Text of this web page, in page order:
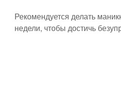
Рекомендуется делать
недели, чтобы достичь